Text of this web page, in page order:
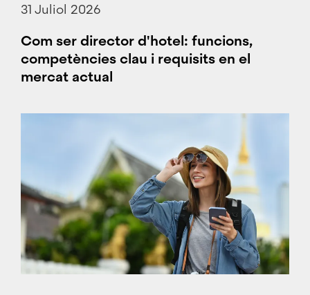
31 Juliol 2026
Com ser director d'hotel: funcions,
competències clau i requisits en el
mercat actual